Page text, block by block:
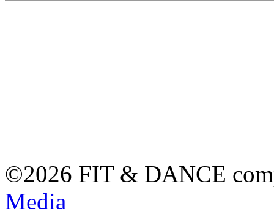
©2026 FIT & DANCE
Media